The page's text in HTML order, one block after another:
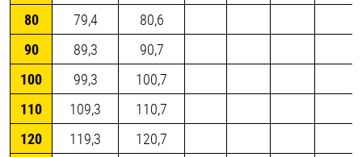
80
79,4
80,6
90
89,3
90,7
100
99,3
100,7
110
109,3
110,7
120
119,3
120,7